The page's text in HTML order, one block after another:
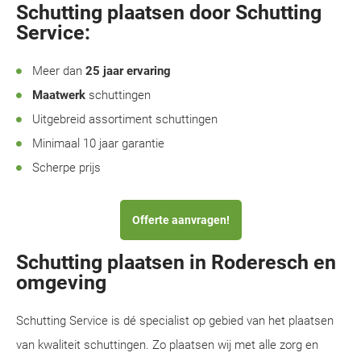
Schutting plaatsen door Schutting
Service:
Meer dan 25 jaar ervaring
Maatwerk schuttingen
Uitgebreid assortiment schuttingen
Minimaal 10 jaar garantie
Scherpe prijs
Offerte aanvragen!
Schutting plaatsen in Roderesch en
omgeving
Schutting Service is dé specialist op gebied van het plaatsen
van kwaliteit schuttingen. Zo plaatsen wij met alle zorg en